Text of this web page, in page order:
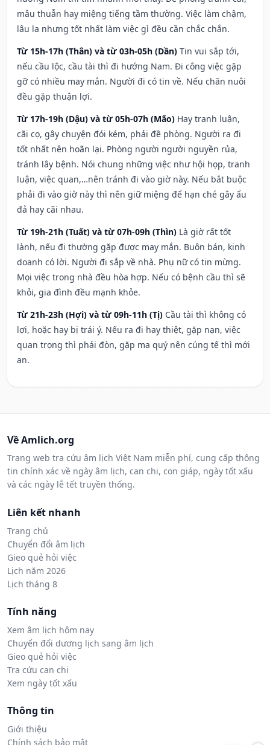
mâu thuẫn hay miệng tiếng tầm thường. Việc làm chậm,
lâu la nhưng tốt nhất làm việc gì đều cần chắc chắn.
Từ 15h-17h (Thân) và từ 03h-05h (Dần) Tin vui sắp tới,
nếu cầu lộc, cầu tài thì đi hướng Nam. Đi công việc gặp
gỡ có nhiều may mắn. Người đi có tin về. Nếu chăn nuôi
đều gặp thuận lợi.
Từ 17h-19h (Dậu) và từ 05h-07h (Mão) Hay tranh luận,
cãi cọ, gây chuyện đói kém, phải đề phòng. Người ra đi
tốt nhất nên hoãn lại. Phòng người người nguyền rủa,
tránh lây bệnh. Nói chung những việc như hội họp, tranh
luận, việc quan,…nên tránh đi vào giờ này. Nếu bắt buộc
phải đi vào giờ này thì nên giữ miệng để hạn ché gây ẩu
đả hay cãi nhau.
Từ 19h-21h (Tuất) và từ 07h-09h (Thìn) Là giờ rất tốt
lành, nếu đi thường gặp được may mắn. Buôn bán, kinh
doanh có lời. Người đi sắp về nhà. Phụ nữ có tin mừng.
Mọi việc trong nhà đều hòa hợp. Nếu có bệnh cầu thì sẽ
khỏi, gia đình đều mạnh khỏe.
Từ 21h-23h (Hợi) và từ 09h-11h (Tị) Cầu tài thì không có
lợi, hoặc hay bị trái ý. Nếu ra đi hay thiệt, gặp nạn, việc
quan trọng thì phải đòn, gặp ma quỷ nên cúng tế thì mới
an.
Về Amlich.org
Trang web tra cứu âm lịch Việt Nam miễn phí, cung cấp thông
tin chính xác về ngày âm lịch, can chi, con giáp, ngày tốt xấu
và các ngày lễ tết truyền thống.
Liên kết nhanh
Trang chủ
Chuyển đổi âm lịch
Gieo quẻ hỏi việc
Lịch năm 2026
Lịch tháng 8
Tính năng
Xem âm lịch hôm nay
Chuyển đổi dương lịch sang âm lịch
Gieo quẻ hỏi việc
Tra cứu can chi
Xem ngày tốt xấu
Thông tin
Giới thiệu
Chính sách bảo mật